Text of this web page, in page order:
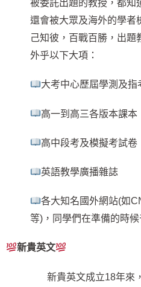
被委託出題的教授，都知
還會被大眾及海外的學者
己知彼，百戰百勝，出題
外乎以下大項：
大考中心歷屆學測及指
高一到高三各版本課本
高中段考及模擬考試卷
英語教學廣播雜誌
各大知名國外網站(如
等)，同學們在準備的時候
新貴英文
新貴英文成立18年來